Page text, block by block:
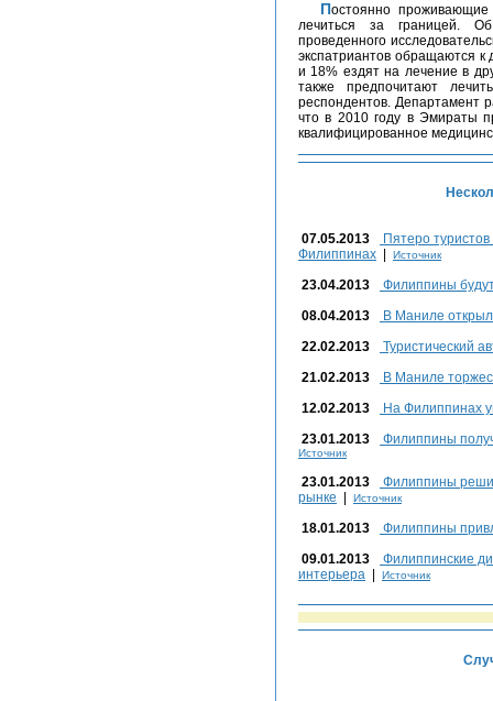
Постоянно проживающие в ОАЭ иностранцы и эмиратцы предпочитают
лечиться за границей. Об
проведенного
экспатриантов обращаются
и 18% ездят на лечение в
также предпочитают
респондентов. Департамент
что в 2010 году в Эмираты
квалифицированное
07.05.2013
Пятеро
Филиппинах
Источник
23.04.2013
Филиппины
08.04.2013
В Маниле
22.02.2013
Туристический
21.02.2013
В Маниле
12.02.2013
На Филиппинах
23.01.2013
Филиппины
Источник
23.01.2013
Филиппины
рынке
Источник
18.01.2013
Филиппины
09.01.2013
Филиппинские
интерьера
Источник